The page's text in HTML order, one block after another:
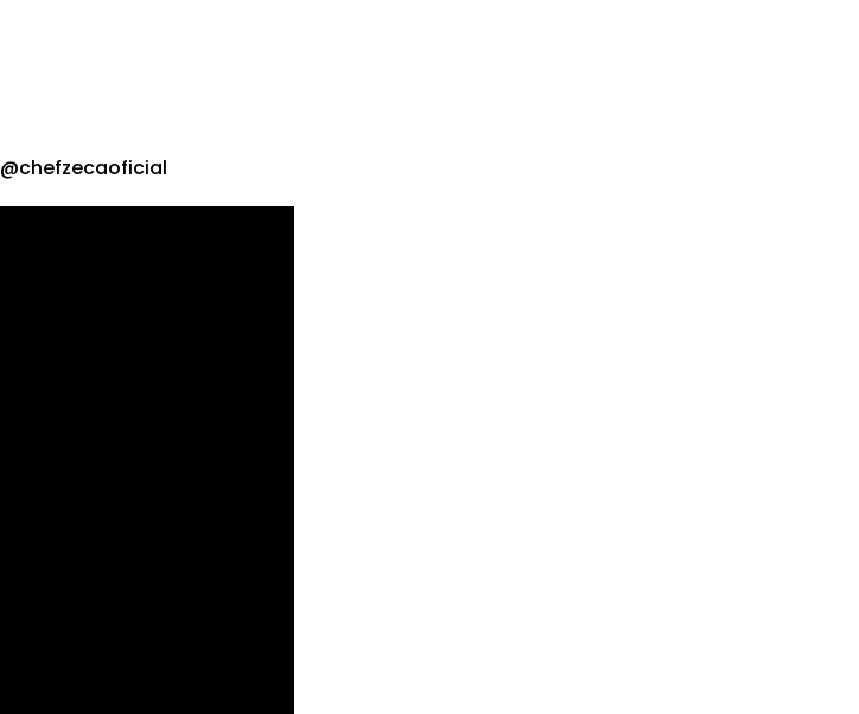
@chefzecaoficial